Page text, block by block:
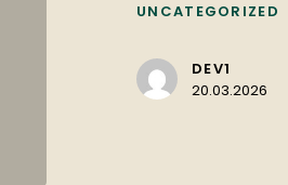
UNCATEGORIZED
DEV1
20.03.2026